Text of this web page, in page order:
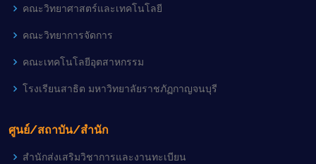
คณะวิทยาศาสตร์และเทคโนโลยี
คณะวิทยาการจัดการ
คณะเทคโนโลยีอุตสาหกรรม
โรงเรียนสาธิต มหาวิทยาลัยราชภัฏกาญจนบุรี
ศูนย์/สถาบัน/สำนัก
สำนักส่งเสริมวิชาการและงานทะเบียน